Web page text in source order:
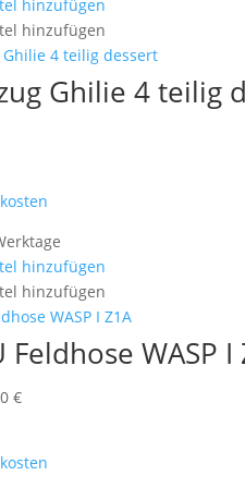
hinzufügen
hinzufügen
Ghilie 4 teilig
hinzufügen
hinzufügen
Feldhose WASP I
€